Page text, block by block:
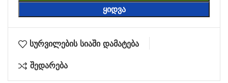
ᲧᲘᲓᲕᲐ
სურვილების სიაში დამატება
შედარება